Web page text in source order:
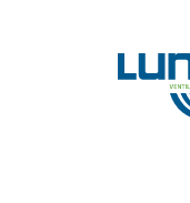
navigation